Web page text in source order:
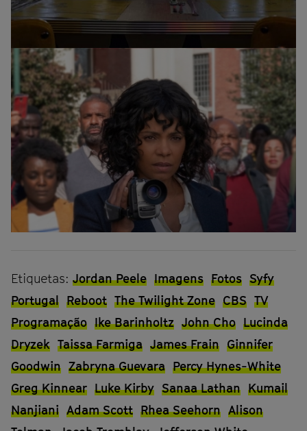
Etiquetas: Jordan Peele Imagens Fotos Syfy
Portugal Reboot The Twilight Zone CBS TV
Programação Ike Barinholtz John Cho Lucinda
Dryzek Taissa Farmiga James Frain Ginnifer
Goodwin Zabryna Guevara Percy Hynes-White
Greg Kinnear Luke Kirby Sanaa Lathan Kumail
Nanjiani Adam Scott Rhea Seehorn Alison